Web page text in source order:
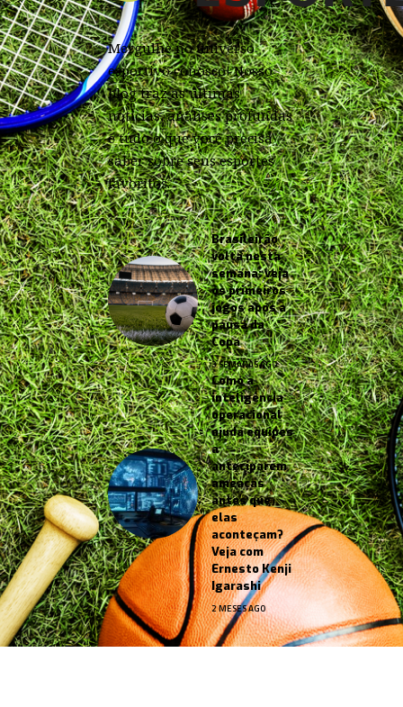
Mergulhe no universo
esportivo conosco! Nosso
blog traz as últimas
notícias, análises profundas
e tudo o que você precisa
saber sobre seus esportes
favoritos.
Brasileirão
volta nesta
semana: veja
os primeiros
jogos após a
pausa da
Copa
3 SEMANAS AGO
Como a
inteligência
operacional
ajuda equipes
a
anteciparem
ameaças
antes que
elas
aconteçam?
Veja com
Ernesto Kenji
Igarashi
2 MESES AGO